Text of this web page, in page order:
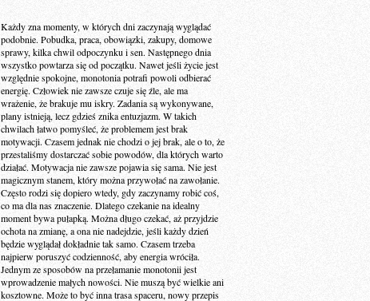
Każdy zna momenty, w których dni zaczynają wyglądać
podobnie. Pobudka, praca, obowiązki, zakupy, domowe
sprawy, kilka chwil odpoczynku i sen. Następnego dnia
wszystko powtarza się od początku. Nawet jeśli życie jest
względnie spokojne, monotonia potrafi powoli odbierać
energię. Człowiek nie zawsze czuje się źle, ale ma
wrażenie, że brakuje mu iskry. Zadania są wykonywane,
plany istnieją, lecz gdzieś znika entuzjazm. W takich
chwilach łatwo pomyśleć, że problemem jest brak
motywacji. Czasem jednak nie chodzi o jej brak, ale o to, że
przestaliśmy dostarczać sobie powodów, dla których warto
działać. Motywacja nie zawsze pojawia się sama. Nie jest
magicznym stanem, który można przywołać na zawołanie.
Często rodzi się dopiero wtedy, gdy zaczynamy robić coś,
co ma dla nas znaczenie. Dlatego czekanie na idealny
moment bywa pułapką. Można długo czekać, aż przyjdzie
ochota na zmianę, a ona nie nadejdzie, jeśli każdy dzień
będzie wyglądał dokładnie tak samo. Czasem trzeba
najpierw poruszyć codzienność, aby energia wróciła.
Jednym ze sposobów na przełamanie monotonii jest
wprowadzenie małych nowości. Nie muszą być wielkie ani
kosztowne. Może to być inna trasa spaceru, nowy przepis